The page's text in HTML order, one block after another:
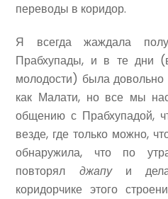
переводы в коридор.
Я всегда жаждала
Прабхупады, и в те дни
молодости) была довольно
как Малати, но все мы
общению с Прабхупадой,
везде, где только можно,
обнаружила, что по
повторял джапуи
коридорчике этого